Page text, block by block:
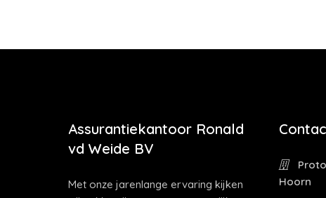
Assurantiekantoor Ronald
vd Weide BV
Met onze jarenlange ervaring kijken
Hoorn